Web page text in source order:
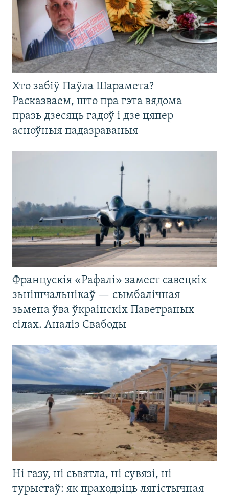
Хто забіў Паўла Шарамета?
Расказваем, што пра гэта вядома
празь дзесяць гадоў і дзе цяпер
асноўныя падазраваныя
Францускія «Рафалі» замест савецкіх
зьнішчальнікаў — сымбалічная
зьмена ўва ўкраінскіх Паветраных
сілах. Аналіз Свабоды
Ні газу, ні сьвятла, ні сувязі, ні
турыстаў: як праходзіць лягістычная